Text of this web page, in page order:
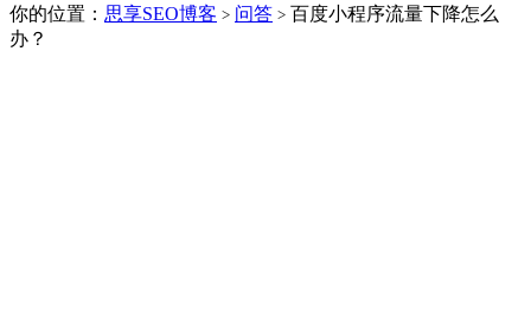
你的位置： 思享SEO博客 > 问答 > 百度小程序流量下降怎么
办？